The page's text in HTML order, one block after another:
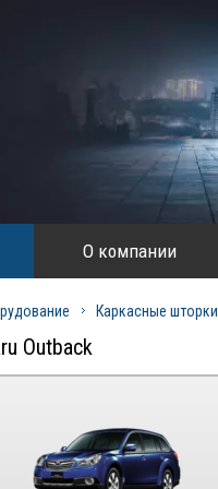
О компании
Каркасные шторки
Outback